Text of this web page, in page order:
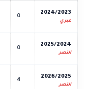
2024/2023
عبري
0
2025/2024
النصر
0
2026/2025
النصر
4